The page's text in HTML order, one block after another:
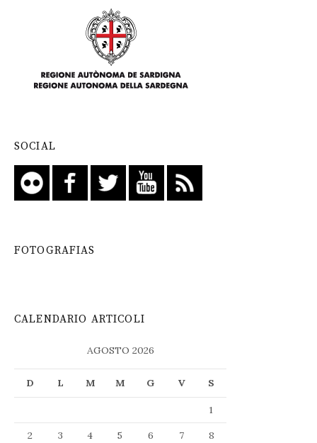
SOCIAL
FOTOGRAFIAS
CALENDARIO ARTICOLI
AGOSTO 2026
D L M M G V S
1
2
3 4 5 6 7
8